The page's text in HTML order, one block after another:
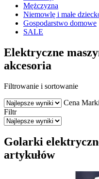
Mężczyzna
Niemowlę i małe
Gospodarstwo domowe
SALE
Elektryczne
akcesoria
Filtrowanie i sortowanie
Cena Marki
Filtr
Golarki
artykułów